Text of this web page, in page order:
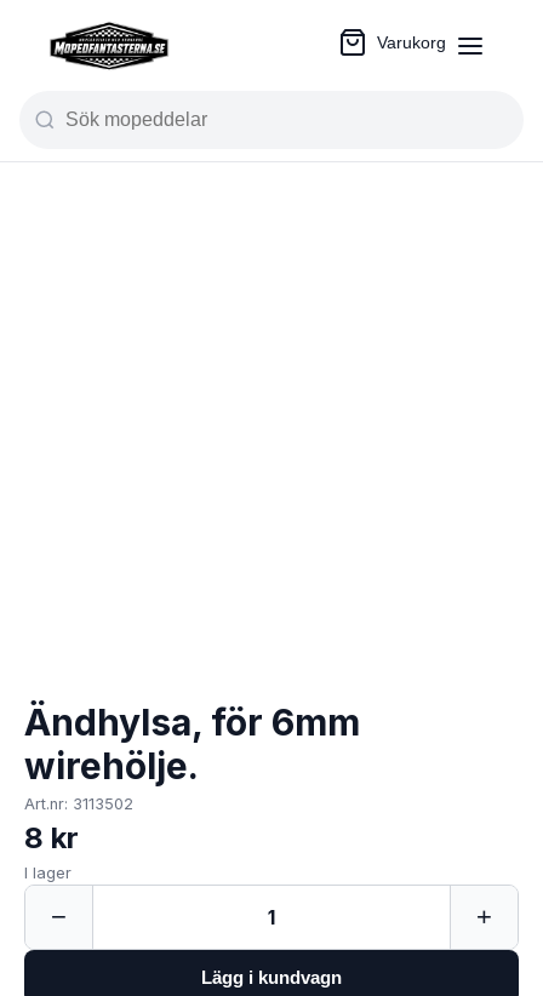
Varukorg
Ändhylsa, för 6mm
wirehölje.
Art.nr: 3113502
8 kr
I lager
− 1 +
Lägg i kundvagn